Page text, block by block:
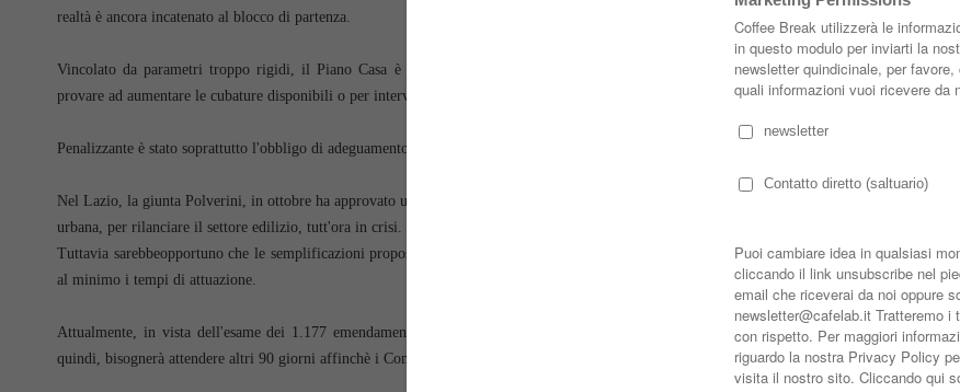
realtà è ancora incatenato al blocco di partenza.
Vincolato da parametri troppo rigidi, il Piano Casa è risultato quasi inattuabile; ad oggi solo poche decine di domande sono state fatte per
provare ad aumentare le cubature disponibili o per interventi di demolizione e ricostruzione.
Penalizzante è stato soprattutto l'obbligo di adeguamento antisismico dell'intero edificio su cui il Piano Casa si andava ad applicare.
Nel Lazio, la giunta Polverini, in ottobre ha approvato una proposta volta a semplificare il provvedimento, soprattutto nei casi di riqualificazione
urbana, per rilanciare il settore edilizio, tutt'ora in crisi.
Tuttavia sarebbeopportuno che le semplificazioni proposte fossero accompagnate da un coordinamento tra le varie Amministrazioni, per ridurre
al minimo i tempi di attuazione.
Attualmente, in vista dell'esame dei 1.177 emendamenti presentati alla giunta, si prevede che il Piano Casa slitterà di due mesi (almeno...);
quindi, bisognerà attendere altri 90 giorni affinchè i Comuni, deliberino su eventuali limitazioni o ambiti di intervento.